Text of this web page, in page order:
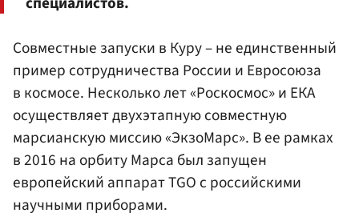
Совместные запуски в Куру – не единственный
пример сотрудничества России и Евросоюза
в космосе. Несколько лет «Роскосмос» и ЕКА
осуществляет двухэтапную совместную
марсианскую миссию «ЭкзоМарс». В ее рамках
в 2016 на орбиту Марса был запущен
европейский аппарат TGO с российскими
научными приборами.